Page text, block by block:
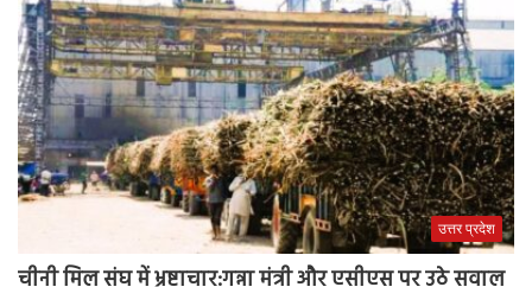
उत्तर प्रदेश